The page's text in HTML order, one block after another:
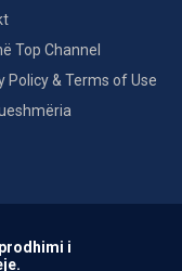
Top Channel
Policy & Terms of Use
i